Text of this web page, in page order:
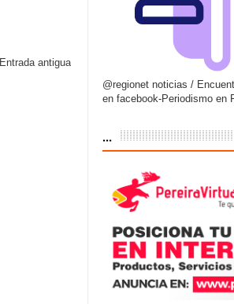
Entrada antigua
@regionet noticias /
en facebook-Periodismo en
...